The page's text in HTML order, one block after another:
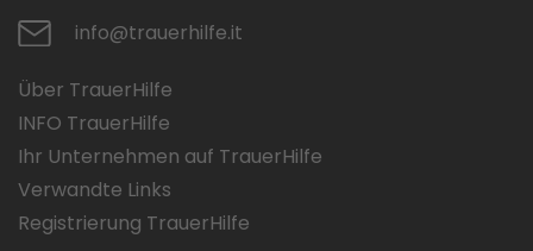
info@trauerhilfe.it
Über TrauerHilfe
INFO TrauerHilfe
Ihr Unternehmen auf TrauerHilfe
Verwandte Links
Registrierung TrauerHilfe